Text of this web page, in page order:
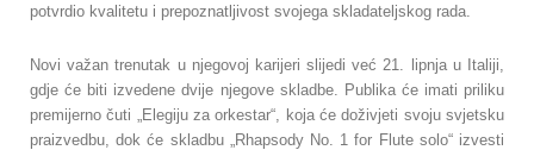
potvrdio kvalitetu i prepoznatljivost svojega skladateljskog rada.
Novi važan trenutak u njegovoj karijeri slijedi već 21. lipnja u Italiji,
gdje će biti izvedene dvije njegove skladbe. Publika će imati priliku
premijerno čuti „Elegiju za orkestar“, koja će doživjeti svoju svjetsku
praizvedbu, dok će skladbu „Rhapsody No. 1 for Flute solo“ izvesti